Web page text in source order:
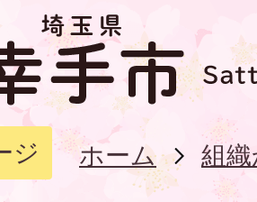
ジ ホーム 組